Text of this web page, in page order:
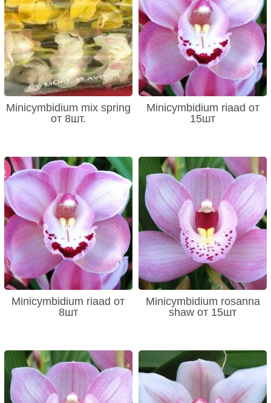
Minicymbidium mix spring
от 8шт.
Minicymbidium riaad от
15шт
Minicymbidium riaad от
8шт
Minicymbidium rosanna
shaw от 15шт